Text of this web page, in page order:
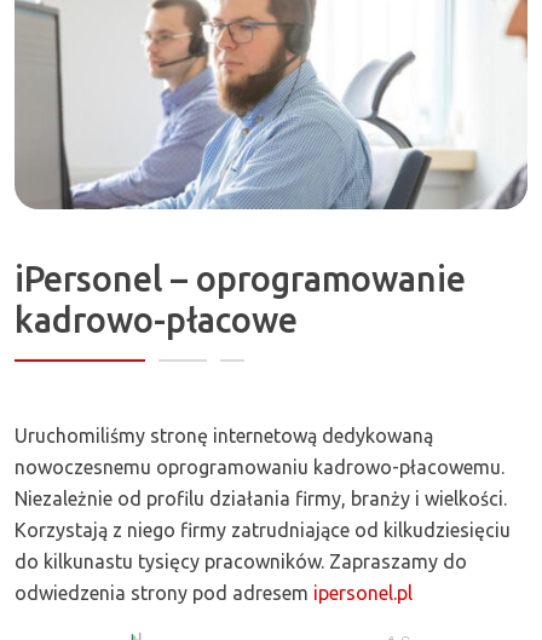
iPersonel – oprogramowanie
kadrowo-płacowe
Uruchomiliśmy stronę internetową dedykowaną
nowoczesnemu oprogramowaniu kadrowo-płacowemu.
Niezależnie od profilu działania firmy, branży i wielkości.
Korzystają z niego firmy zatrudniające od kilkudziesięciu
do kilkunastu tysięcy pracowników. Zapraszamy do
odwiedzenia strony pod adresem ipersonel.pl